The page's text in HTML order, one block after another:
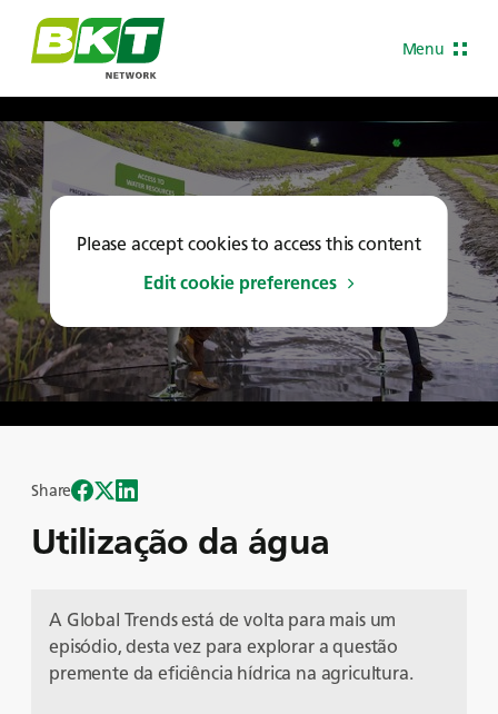
Menu
Please accept cookies to access this content
Edit cookie preferences
Utilização da água
Share
A Global Trends está de volta para mais um
episódio, desta vez para explorar a questão
premente da eficiência hídrica na agricultura.